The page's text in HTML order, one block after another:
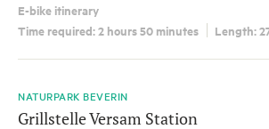
E-bike itinerary
Time required: 2 hours 50 minutes
Length:
NATURPARK BEVERIN
Grillstelle Versam Station